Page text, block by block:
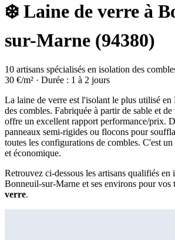
❄️ Laine de verre à
sur-Marne (94380)
10 artisans spécialisés en isolation des
30 €/m² · Durée : 1 à 2 jours
La laine de verre est l'isolant le plus utilisé
des combles. Fabriquée à partir de sable et
offre un excellent rapport performance/prix.
panneaux semi-rigides ou flocons pour
toutes les configurations de combles. C'est
et économique.
Retrouvez ci-dessous les artisans qualifiés en
Bonneuil-sur-Marne et ses environs pour vos
verre.